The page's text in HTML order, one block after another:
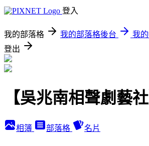
登入
我的部落格 我的部落格後台
我
登出
【吳兆南相聲劇藝社
相簿 部落格 名片